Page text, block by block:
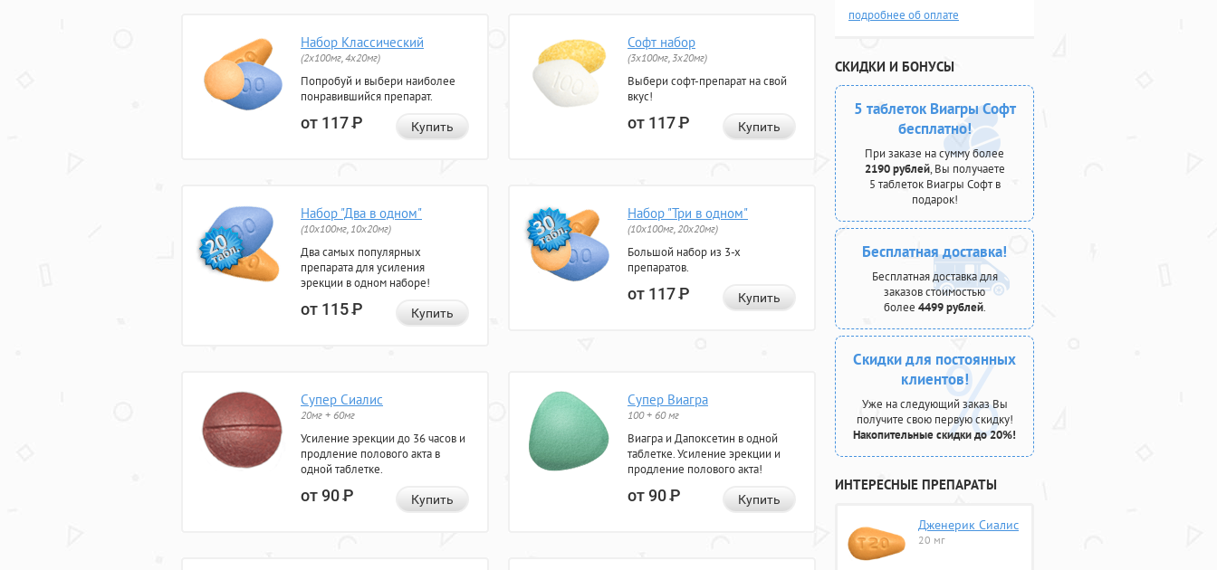
Набор Классический
(2x100мг, 4x20мг)
Попробуй и выбери наиболее
понравившийся препарат.
от 117Р Купить
Софт набор
(3x100мг, 3x20мг)
Выбери софт-препарат на свой
вкус!
от 117Р Купить
Набор "Два в одном"
(10x100мг, 10x20мг)
Два самых популярных
препарата для усиления
эрекции в одном наборе!
от 115Р Купить
Набор "Три в одном"
(10x100мг, 20x20мг)
Большой набор из 3-х
препаратов.
от 117Р Купить
Супер Сиалис
20мг + 60мг
Усиление эрекции до 36 часов и
продление полового акта в
одной таблетке.
от 90Р Купить
Супер Виагра
100 + 60 мг
Виагра и Дапоксетин в одной
таблетке. Усиление эрекции и
продление полового акта!
от 90Р Купить
подробнее об оплате
СКИДКИ И БОНУСЫ
5 таблеток Виагры Софт
бесплатно!
При заказе на сумму более
2190 рублей, Вы получаете
5 таблеток Виагры Софт в
подарок!
Бесплатная доставка!
Бесплатная доставка для
заказов стоимостью
более 4499 рублей.
Скидки для постоянных
клиентов!
Уже на следующий заказ Вы
получите свою первую скидку!
Накопительные скидки до 20%!
ИНТЕРЕСНЫЕ ПРЕПАРАТЫ
Дженерик Сиалис
20 мг